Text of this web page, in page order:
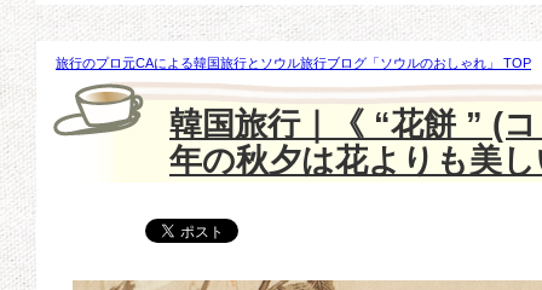
旅行のプロ元CAによる韓国旅行とソウル旅行ブログ「ソウルのおしゃれ」 TOP
も美しいお餅を買って…
韓国旅行｜《 “花餅 ” (
年の秋夕は花よりも美